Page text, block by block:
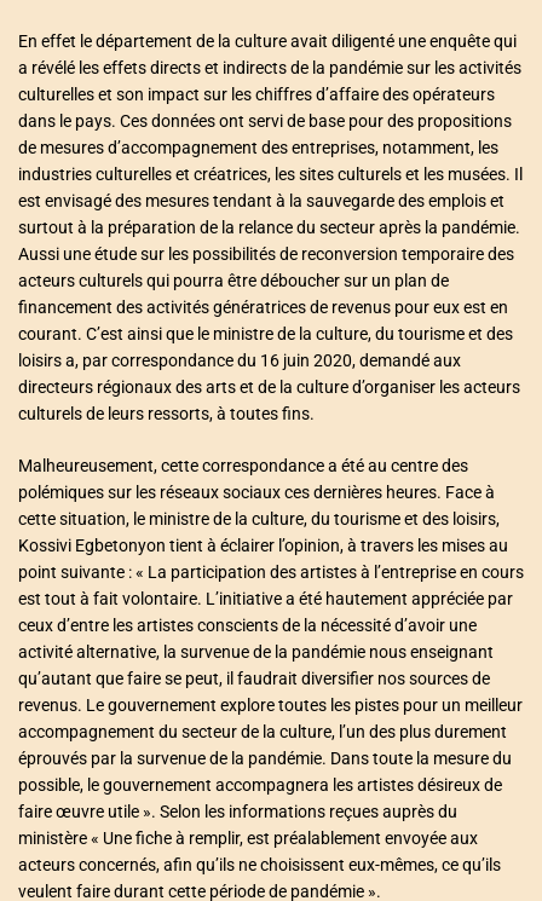
En effet le département de la culture avait diligenté une enquête qui
a révélé les effets directs et indirects de la pandémie sur les activités
culturelles et son impact sur les chiffres d’affaire des opérateurs
dans le pays. Ces données ont servi de base pour des propositions
de mesures d’accompagnement des entreprises, notamment, les
industries culturelles et créatrices, les sites culturels et les musées. Il
est envisagé des mesures tendant à la sauvegarde des emplois et
surtout à la préparation de la relance du secteur après la pandémie.
Aussi une étude sur les possibilités de reconversion temporaire des
acteurs culturels qui pourra être déboucher sur un plan de
financement des activités génératrices de revenus pour eux est en
courant. C’est ainsi que le ministre de la culture, du tourisme et des
loisirs a, par correspondance du 16 juin 2020, demandé aux
directeurs régionaux des arts et de la culture d’organiser les acteurs
culturels de leurs ressorts, à toutes fins.
Malheureusement, cette correspondance a été au centre des
polémiques sur les réseaux sociaux ces dernières heures. Face à
cette situation, le ministre de la culture, du tourisme et des loisirs,
Kossivi Egbetonyon tient à éclairer l’opinion, à travers les mises au
point suivante : « La participation des artistes à l’entreprise en cours
est tout à fait volontaire. L’initiative a été hautement appréciée par
ceux d’entre les artistes conscients de la nécessité d’avoir une
activité alternative, la survenue de la pandémie nous enseignant
qu’autant que faire se peut, il faudrait diversifier nos sources de
revenus. Le gouvernement explore toutes les pistes pour un meilleur
accompagnement du secteur de la culture, l’un des plus durement
éprouvés par la survenue de la pandémie. Dans toute la mesure du
possible, le gouvernement accompagnera les artistes désireux de
faire œuvre utile ». Selon les informations reçues auprès du
ministère « Une fiche à remplir, est préalablement envoyée aux
acteurs concernés, afin qu’ils ne choisissent eux-mêmes, ce qu’ils
veulent faire durant cette période de pandémie ».